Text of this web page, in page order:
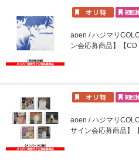
aoen / ハジマリ
ン会応募商品】【CD
aoen / ハジマリ
サイン会応募商品】